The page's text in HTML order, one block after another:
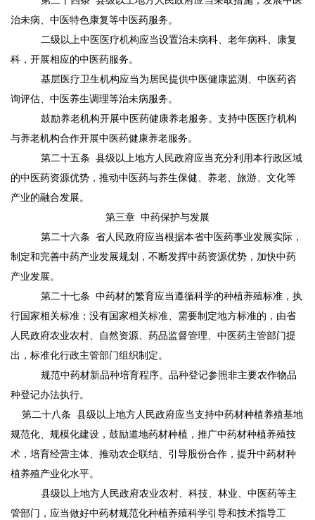
治未病、中医特色康复等中医药服务。
二级以上中医医疗机构应当设置治未病科、老年病科、康复
科，开展相应的中医药服务。
基层医疗卫生机构应当为居民提供中医健康监测、中医药咨
询评估、中医养生调理等治未病服务。
鼓励养老机构开展中医药健康养老服务。支持中医医疗机构
与养老机构合作开展中医药健康养老服务。
第二十五条 县级以上地方人民政府应当充分利用本行政区域
的中医药资源优势，推动中医药与养生保健、养老、旅游、文化等
产业的融合发展。
第三章 中药保护与发展
第二十六条 省人民政府应当根据本省中医药事业发展实际，
制定和完善中药产业发展规划，不断发挥中药资源优势，加快中药
产业发展。
第二十七条 中药材的繁育应当遵循科学的种植养殖标准，执
行国家相关标准；没有国家相关标准、需要制定地方标准的，由省
人民政府农业农村、自然资源、药品监督管理、中医药主管部门提
出，标准化行政主管部门组织制定。
规范中药材新品种培育程序。品种登记参照非主要农作物品
种登记办法执行。
第二十八条 县级以上地方人民政府应当支持中药材种植养殖基地
规范化、规模化建设，鼓励道地药材种植，推广中药材种植养殖技
术，培育经营主体、推动农企联结、引导股份合作，提升中药材种
植养殖产业化水平。
县级以上地方人民政府农业农村、科技、林业、中医药等主
管部门，应当做好中药材规范化种植养殖科学引导和技术指导工